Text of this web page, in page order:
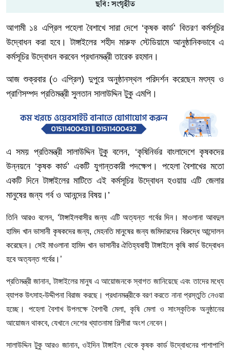
ছবি: সংগৃহীত
আগামী ১৪ এপ্রিল পহেলা বৈশাখে সারা দেশে‘কৃষক কার্ড’ বিতরণ কর্মসূচির
উদ্বোধন করা হবে। টাঙ্গাইলের শহীদ মারুফ স্টেডিয়ামে আনুষ্ঠানিকভাবে এ
কর্মসূচির উদ্বোধন করবেন প্রধানমন্ত্রী তারেক রহমান।
আজ শুক্রবার(৩ এপ্রিল) দুপুরে অনুষ্ঠানস্থল পরিদর্শন করেছেন মৎস্য ও
প্রাণিসম্পদ প্রতিমন্ত্রী সুলতান সালাউদ্দিন টুকু এমপি।
এ সময় প্রতিমন্ত্রী সালাউদ্দিন টুকু বলেন, ‘কৃষিনির্ভর বাংলাদেশে কৃষকদের
উন্নয়নে ‘কৃষক কার্ড’ একটি যুগান্তকারী পদক্ষেপ। পহেলা বৈশাখের মতো
একটি দিনে টাঙ্গাইলের মাটিতে এই কর্মসূচির উদ্বোধন হওয়ায় এটি জেলার
মানুষের জন্য গর্ব ও আনন্দের বিষয়। ’
তিনিআরও বলেন, ‘টাঙ্গাইলবাসীর জন্য এটি অত্যন্ত গর্বের দিন। মাওলানা আবদুল
হামিদ খান ভাসানী কৃষকদের জন্য, মেহনতি মানুষের জন্য জমিদারদের বিরুদ্ধে আন্দোলন
করেছেন। সেই মাওলানা হামিদ খান ভাসানীর ঐতিহ্যবাহী টাঙ্গাইলে কৃষি কার্ড উদ্বোধন
হবে অত্যন্ত গর্বের। ’
প্রতিমন্ত্রী জানান,টাঙ্গাইলের মানুষ এ আয়োজনকে স্বাগত জানিয়েছে এবং তাদের মধ্যে
ব্যাপক উৎসাহ-উদ্দীপনা বিরাজ করছে। প্রধানমন্ত্রীকে বরণ করতে নানা প্রস্তুতি নেওয়া
হচ্ছে।
পহেলা বৈশাখ উপলক্ষে বৈশাখী মেলা, কৃষি মেলা ও সাংস্কৃতিক অনুষ্ঠানের
আয়োজন থাকবে, যেখানে দেশের খ্যাতনামা শিল্পীরা অংশ নেবেন।
সালাউদ্দিন টুকু আরও জানান,ওইদিন টাঙ্গাইল থেকে কৃষক কার্ড উদ্বোধনের পাশাপাশি